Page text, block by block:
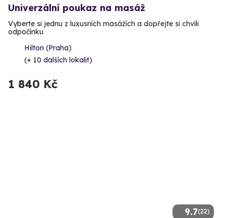
Univerzální poukaz na masáž
Vyberte si jednu z luxusních masážích a dopřejte si chvíli
odpočínku
Hilton (Praha)
(+ 10 dalších lokalit)
1 840 Kč
9.7(22)